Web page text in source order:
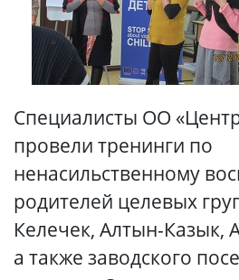
Специалисты ОО
провели тренинги по
ненасильственному
родителей целевых
Келечек, Алтын-Казык,
а также заводского